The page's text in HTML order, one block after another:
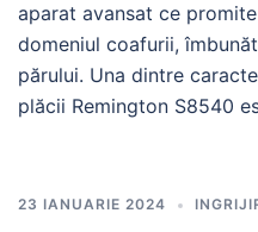
aparat avansat ce
domeniul coafurii,
părului. Una dintre
plăcii Remington S8540
23 IANUARIE 2024